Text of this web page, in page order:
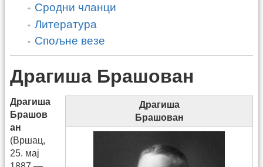
Сродни чланци
Литература
Спољне везе
Драгиша Брашован
Драгиша
Брашован
Драгиша
Брашов
ан
(Вршац,
25. мај